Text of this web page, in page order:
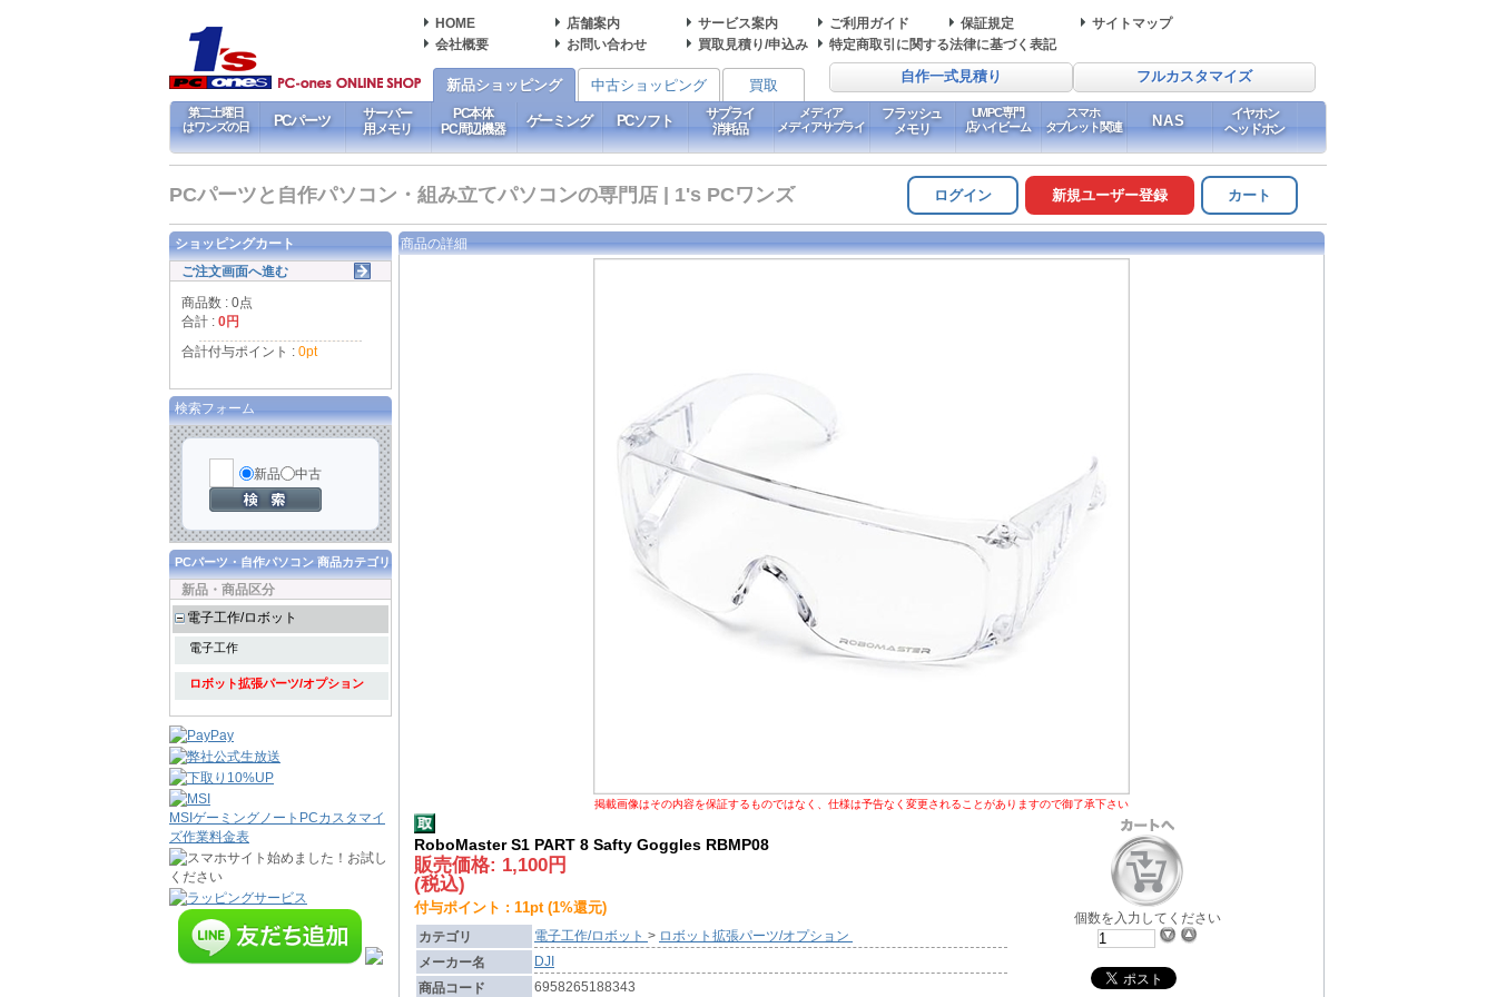
HOME 店舗案内 サービス案内 ご利用ガイド 保証規定
サイトマップ
会社概要
お問い合わせ 買取見積り/申込み 特定商取引に関する法律に基づく表記
自作一式見積り フルカスタマイズ
新品ショッピング 中古ショッピング 買取
第二土曜日
はワンズの日
PCパーツ
サーバー
用メモリ
PC本体
PC周辺機器
ゲーミング PCソフト
サプライ
消耗品
メディア
メディアサプライ
フラッシュ
メモリ
UMPC専門
店ハイビーム
スマホ
タブレット関連
NAS
イヤホン
ヘッドホン
PCパーツと自作パソコン・組み立てパソコンの専門店 | 1's PCワンズ ログイン 新規ユーザー登録 カート
商品の詳細
掲載画像はその内容を保証するものではなく、仕様は予告なく変更されることがありますので御了承下さい
RoboMaster S1 PART 8 Safty Goggles RBMP08
販売価格: 1,100円
(税込)
付与ポイント : 11pt (1%還元)
カテゴリ 電子工作/ロボット > ロボット拡張パーツ/オプション
メーカー名
DJI
商品コード
6958265188343
個数を入力してください
ショッピングカート
ご注文画面へ進む
商品数 : 0点
合計 : 0円
合計付与ポイント : 0pt
検索フォーム
新品 中古
PCパーツ・自作パソコン 商品カテゴリ
新品・商品区分
電子工作/ロボット
電子工作
ロボット拡張パーツ/オプション
MSIゲーミングノートPCカスタマイ
ズ作業料金表